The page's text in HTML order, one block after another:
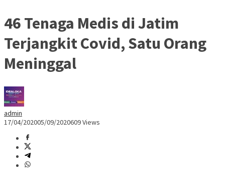
46 Tenaga Medis di Jatim
Terjangkit Covid, Satu Orang
Meninggal
admin
17/04/202005/09/2020609 Views